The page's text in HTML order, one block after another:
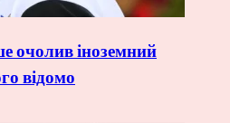
очолив іноземний
відомо